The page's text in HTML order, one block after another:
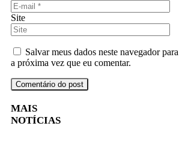
Site
Salvar meus dados neste navegador para
a próxima vez que eu comentar.
MAIS
NOTÍCIAS